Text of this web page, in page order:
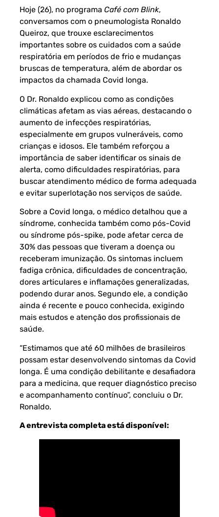
Hoje (26), no programa Café com Blink,
conversamos com o pneumologista Ronaldo
Queiroz, que trouxe esclarecimentos
importantes sobre os cuidados com a saúde
respiratória em períodos de frio e mudanças
bruscas de temperatura, além de abordar os
impactos da chamada Covid longa.
O Dr. Ronaldo explicou como as condições
climáticas afetam as vias aéreas, destacando o
aumento de infecções respiratórias,
especialmente em grupos vulneráveis, como
crianças e idosos. Ele também reforçou a
importância de saber identificar os sinais de
alerta, como dificuldades respiratórias, para
buscar atendimento médico de forma adequada
e evitar superlotação nos serviços de saúde.
Sobre a Covid longa, o médico detalhou que a
síndrome, conhecida também como pós-Covid
ou síndrome pós-spike, pode afetar cerca de
30% das pessoas que tiveram a doença ou
receberam imunização. Os sintomas incluem
fadiga crônica, dificuldades de concentração,
dores articulares e inflamações generalizadas,
podendo durar anos. Segundo ele, a condição
ainda é recente e pouco conhecida, exigindo
mais estudos e atenção dos profissionais de
saúde.
“Estimamos que até 60 milhões de brasileiros
possam estar desenvolvendo sintomas da Covid
longa. É uma condição debilitante e desafiadora
para a medicina, que requer diagnóstico preciso
e acompanhamento contínuo”, concluiu o Dr.
Ronaldo.
A entrevista completa está disponível: